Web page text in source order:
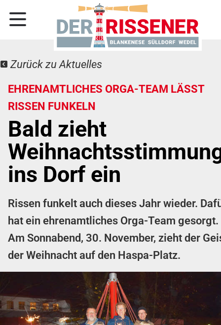
Zurück zu Aktuelles
EHRENAMTLICHES ORGA-TEAM LÄSST
RISSEN FUNKELN
Bald zieht
ins Dorf ein
Rissen funkelt auch dieses Jahr wieder.
hat ein ehrenamtliches Orga-Team gesorgt.
Am Sonnabend, 30. November, zieht der
der Weihnacht auf den Haspa-Platz.